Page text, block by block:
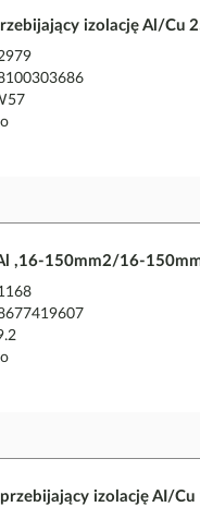
izolację Al/Cu
,16-150mm2/16-
izolację AI/